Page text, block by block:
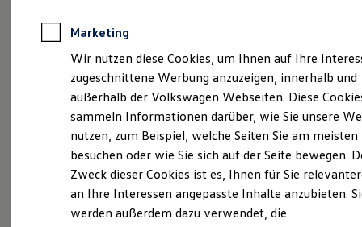
Anpfiff zum Gewinn
Elektroautos
ID. Tutorials
Elektrofahrzeugkonzepte
Reichweite
Reichweite der ID. Modelle
Reichweite im Winter
Laden
Laden unterwegs
Laden Zuhause
(Impressum & Rechtliches)
Probefahrt vereinbaren
Marketing
Wir nutzen diese Cookies, um Ihnen auf Ihre
zugeschnittene Werbung anzuzeigen, innerhalb und
außerhalb der Volkswagen Webseiten. Diese
sammeln Informationen darüber, wie Sie unsere
nutzen, zum Beispiel, welche Seiten Sie am meisten
besuchen oder wie Sie sich auf der Seite bewegen.
Zweck dieser Cookies ist es, Ihnen für Sie
an Ihre Interessen angepasste Inhalte anzubieten.
werden außerdem dazu verwendet, die